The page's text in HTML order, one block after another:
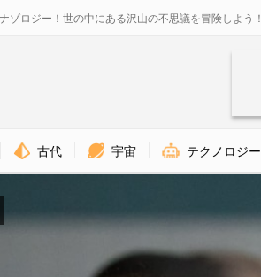
ゾロジー！世の中にある沢山の不思議を冒険しよう！
古代 宇宙 テクノロジー